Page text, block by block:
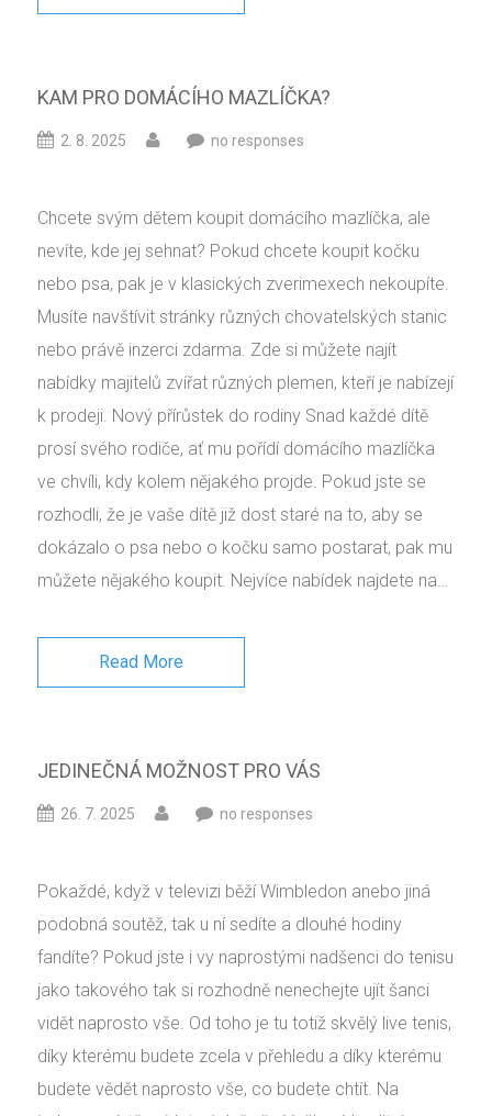
KAM PRO DOMÁCÍHO MAZLÍČKA?
2. 8. 2025 no responses
Chcete svým dětem koupit domácího mazlíčka, ale
nevíte, kde jej sehnat? Pokud chcete koupit kočku
nebo psa, pak je v klasických zverimexech nekoupíte.
Musíte navštívit stránky různých chovatelských stanic
nebo právě inzerci zdarma. Zde si můžete najít
nabídky majitelů zvířat různých plemen, kteří je nabízejí
k prodeji. Nový přírůstek do rodiny Snad každé dítě
prosí svého rodiče, ať mu pořídí domácího mazlíčka
ve chvíli, kdy kolem nějakého projde. Pokud jste se
rozhodli, že je vaše dítě již dost staré na to, aby se
dokázalo o psa nebo o kočku samo postarat, pak mu
můžete nějakého koupit. Nejvíce nabídek najdete na…
Read More
JEDINEČNÁ MOŽNOST PRO VÁS
26. 7. 2025 no responses
Pokaždé, když v televizi běží Wimbledon anebo jiná
podobná soutěž, tak u ní sedíte a dlouhé hodiny
fandíte? Pokud jste i vy naprostými nadšenci do tenisu
jako takového tak si rozhodně nenechejte ujít šanci
vidět naprosto vše. Od toho je tu totiž skvělý live tenis,
díky kterému budete zcela v přehledu a díky kterému
budete vědět naprosto vše, co budete chtít. Na